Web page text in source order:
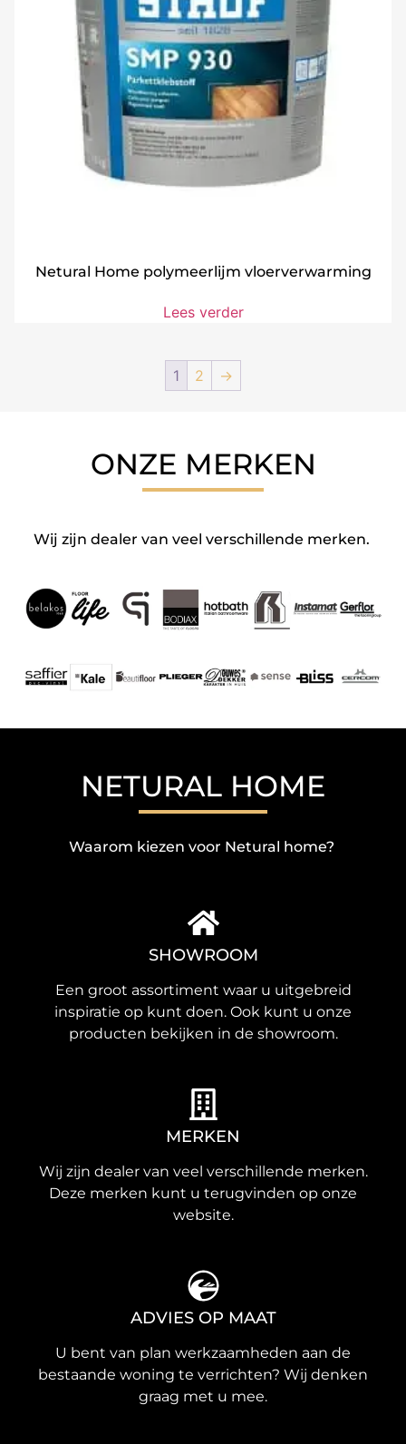
Netural Home polymeerlijm vloerverwarming
Lees verder
1 2 →
ONZE MERKEN
Wij zijn dealer van veel verschillende merken.
NETURAL HOME
Waarom kiezen voor Netural home?
SHOWROOM
Een groot assortiment waar u uitgebreid
inspiratie op kunt doen. Ook kunt u onze
producten bekijken in de showroom.
MERKEN
Wij zijn dealer van veel verschillende merken.
Deze merken kunt u terugvinden op onze
website.
ADVIES OP MAAT
U bent van plan werkzaamheden aan de
bestaande woning te verrichten? Wij denken
graag met u mee.